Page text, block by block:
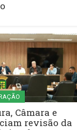
Câmara e
revisão da